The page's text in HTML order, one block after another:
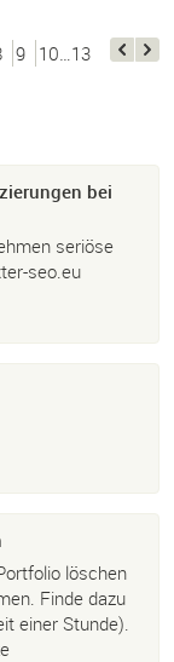
9 10…13
bei
seriöse
seo.eu
löschen
Finde dazu
einer Stunde).